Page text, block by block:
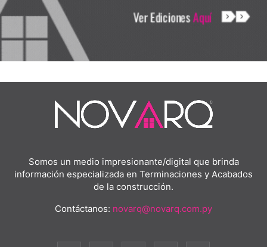
Somos un medio impresionante/digital que brinda
información especializada en Terminaciones y Acabados
de la construcción.
Contáctanos: novarq@novarq.com.py